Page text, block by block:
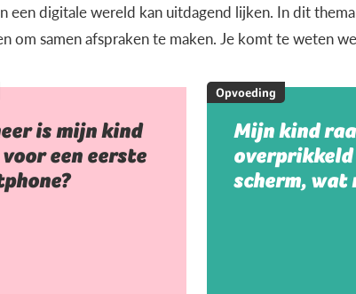
een digitale wereld kan uitdagend lijken. In dit
om samen afspraken te maken. Je komt te weten
is mijn kind
een eerste
Opvoeding
Mijn kind
overprikkeld
scherm, wat